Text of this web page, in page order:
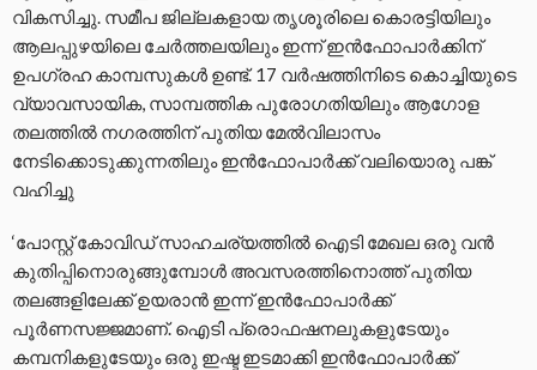
വികസിച്ചു. സമീപ ജില്ലകളായ തൃശൂരിലെ കൊരട്ടിയിലും
ആലപ്പുഴയിലെ ചേര്‍ത്തലയിലും ഇന്ന് ഇന്‍ഫോപാര്‍ക്കിന്
ഉപഗ്രഹ കാമ്പസുകള്‍ ഉണ്ട്. 17 വര്‍ഷത്തിനിടെ കൊച്ചിയുടെ
വ്യാവസായിക, സാമ്പത്തിക പുരോഗതിയിലും ആഗോള
തലത്തില്‍ നഗരത്തിന് പുതിയ മേല്‍വിലാസം
നേടിക്കൊടുക്കുന്നതിലും ഇന്‍ഫോപാര്‍ക്ക് വലിയൊരു പങ്ക്
വഹിച്ചു
‘പോസ്റ്റ് കോവിഡ് സാഹചര്യത്തില്‍ ഐടി മേഖല ഒരു വന്‍
കുതിപ്പിനൊരുങ്ങുമ്പോള്‍ അവസരത്തിനൊത്ത് പുതിയ
തലങ്ങളിലേക്ക് ഉയരാന്‍ ഇന്ന് ഇന്‍ഫോപാര്‍ക്ക്
പൂര്‍ണസജ്ജമാണ്. ഐടി പ്രൊഫഷനലുകളുടേയും
കമ്പനികളുടേയും ഒരു ഇഷ്ട ഇടമാക്കി ഇന്‍ഫോപാര്‍ക്ക്